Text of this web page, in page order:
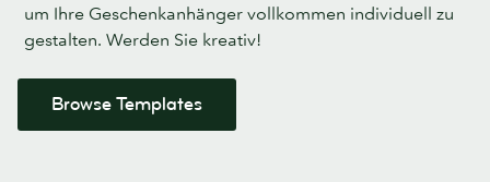
um Ihre Geschenkanhänger vollkommen individuell zu
gestalten. Werden Sie kreativ!
Browse Templates